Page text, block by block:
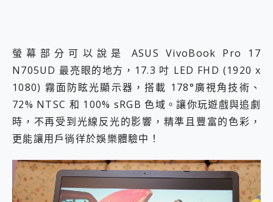
螢幕部分可以說是 ASUS VivoBook Pro 17
N705UD 最亮眼的地方，17.3 吋 LED FHD (1920 x
1080) 霧面防眩光顯示器，搭載 178°廣視角技術、
72% NTSC 和 100% sRGB 色域。讓你玩遊戲與追劇
時，不再受到光線反光的影響，精準且豐富的色彩，
更能讓用戶徜徉於娛樂體驗中！